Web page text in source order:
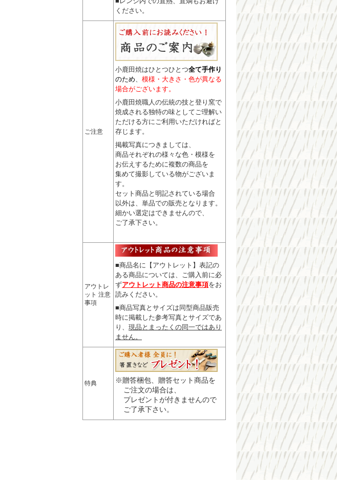
ください。
ご注意
小鹿田焼はひとつひとつ全て手作り
のため、 模様・大きさ・色が異なる
場合がございます。
小鹿田焼職人の伝統の技と登り窯で
焼成される独特の味としてご理解い
ただける方にご利用いただければと
存じます。
掲載写真につきましては、
商品それぞれの様々な色・模様を
お伝えするために複数の商品を
集めて撮影している物がございま
す。
セット商品と明記されている場合
以外は、単品での販売となります。
細かい選定はできませんので、
ご了承下さい。
アウトレ
ット 注意
事項
■商品名に【アウトレット】表記の
ある商品については、 ご購入前に必
ずアウトレット商品の注意事項をお
読みください。
■商品写真とサイズは同型商品販売
時に掲載した参考写真とサイズであ
り、 現品とまったくの同一ではあり
ません。
特典
※贈答梱包、贈答セット商品を
ご注文の場合は、
プレゼントが付きませんので
ご了承下さい。